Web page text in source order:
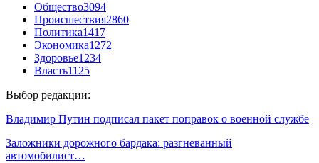
Общество3094
Происшествия2860
Политика1417
Экономика1272
Здоровье1234
Власть1125
Выбор редакции:
Владимир Путин подписал пакет поправок о военной службе
Заложники дорожного бардака: разгневанный
автомобилист…